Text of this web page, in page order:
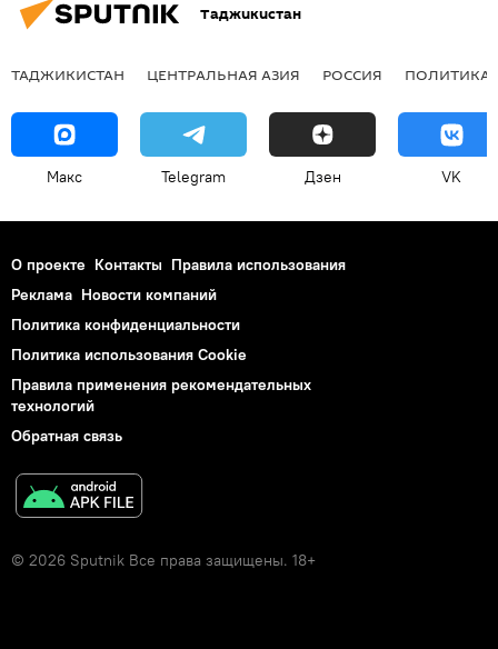
Таджикистан
ТАДЖИКИСТАН ЦЕНТРАЛЬНАЯ АЗИЯ РОССИЯ ПОЛИТИКА
Макс Telegram Дзен VK
О проекте Контакты Правила использования
Реклама Новости компаний
Политика конфиденциальности
Политика использования Cookie
Правила применения рекомендательных
технологий
Обратная связь
© 2026 Sputnik Все права защищены. 18+